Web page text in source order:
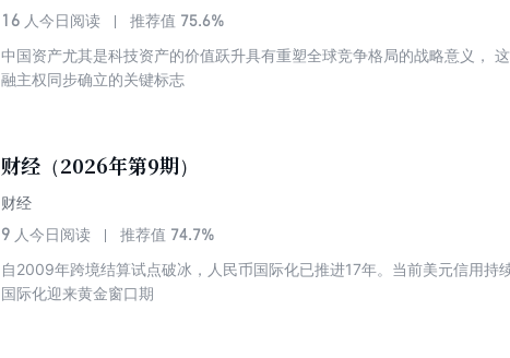
16 人今日阅读 推荐值 75.6%
中国资产尤其是科技资产的价值跃升具有重塑全球竞争格局的战略意义，
融主权同步确立的关键标志
财经（2026年第9期）
财经
9 人今日阅读 推荐值 74.7%
自2009年跨境结算试点破冰，人民币国际化已推进17年。当前美元信用持
国际化迎来黄金窗口期